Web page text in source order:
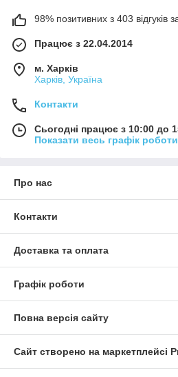
98% позитивних з 403 відгуків
Працює з 22.04.2014
м. Харків
Харків, Україна
Контакти
Сьогодні працює з 10:00 до
Показати весь графік роботи
Про нас
Контакти
Доставка та оплата
Графік роботи
Повна версія сайту
Сайт створено на маркетплейсі